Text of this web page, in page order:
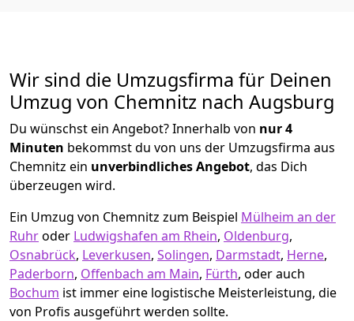
Wir sind die Umzugsfirma für Deinen
Umzug von Chemnitz nach Augsburg
Du wünschst ein Angebot? Innerhalb von nur 4
Minuten bekommst du von uns der Umzugsfirma aus
Chemnitz ein unverbindliches Angebot, das Dich
überzeugen wird.
Ein Umzug von Chemnitz zum Beispiel Mülheim an der
Ruhroder Ludwigshafen am Rhein, Oldenburg,
Osnabrück, Leverkusen, Solingen, Darmstadt, Herne,
Paderborn, Offenbach am Main, Fürth, oder auch
Bochum ist immer eine logistische Meisterleistung, die
von Profis ausgeführt werden sollte.